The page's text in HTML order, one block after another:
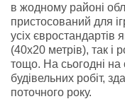
в жодному районі
пристосований для
усіх євростандартів
(40х20 метрів), так і
тощо. На сьогодні на
будівельних робіт,
поточного року.